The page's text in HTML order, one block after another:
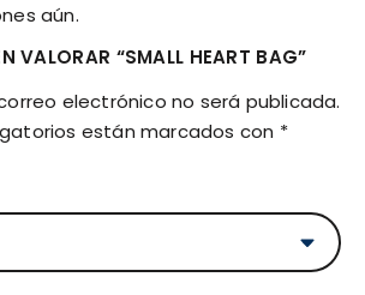
aún.
VALORAR “SMALL HEART BAG”
electrónico no será publicada.
están marcados con *